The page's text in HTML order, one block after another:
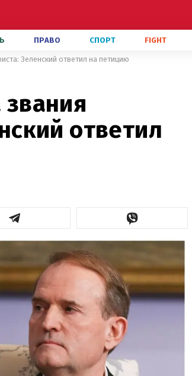
ПРАВО СПОРТ FIGHT
Зеленский ответил на петицию
ответил